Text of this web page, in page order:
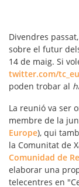
Divendres
sobre el futur
14 de maig. Si
twitter.com/
poden trobar al
La reunió va ser
membre de la
Europe), qui
la Comunitat de
Comunidad de
elaborar una
telecentres en